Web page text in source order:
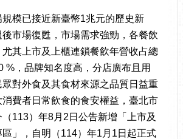
模已接近新臺幣1兆元的歷史新
市場復甦，市場需求強勁，各餐飲
其上市及上櫃連鎖餐飲年營收占總
%，品牌知名度高，分店廣布且用
對外食及其食材來源之品質日益重
費者日常飲食的食安權益，臺北市
113）年8月2日公告新增「上市及
區」，自明（114）年1月1日起正式